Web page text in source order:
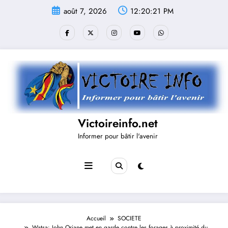
août 7, 2026 12:20:21 PM
Victoireinfo.net
Informer pour bâtir l'avenir
Accueil
SOCIETE